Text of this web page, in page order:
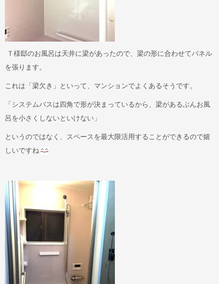
Ｔ様邸のお風呂は天井に梁があったので、梁の形に合わせてパネル
を張ります。
これは「梁欠き」といって、マンションでよくあるそうです。
「システムバスは四角で形が決まっているから、梁があるぶんお風
呂を小さくしないといけない」
というのではなく、スペースを最大限活用することができるので嬉
しいですね